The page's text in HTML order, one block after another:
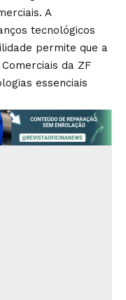
A
tecnológicos
permite que a
da ZF
essenciais